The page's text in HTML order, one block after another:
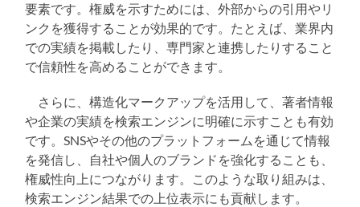
要素です。権威を示すためには、外部からの引用やリ
ンクを獲得することが効果的です。たとえば、業界内
での実績を掲載したり、専門家と連携したりすること
で信頼性を高めることができます。
さらに、構造化マークアップを活用して、著者情報
や企業の実績を検索エンジンに明確に示すことも有効
です。SNSやその他のプラットフォームを通じて情報
を発信し、自社や個人のブランドを強化することも、
権威性向上につながります。このような取り組みは、
検索エンジン結果での上位表示にも貢献します。